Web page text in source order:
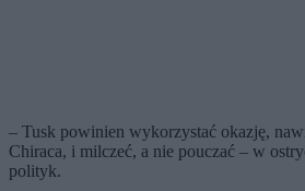
– Tusk powinien wykorzystać okazję,
Chiraca, i milczeć, a nie pouczać – w
polityk.